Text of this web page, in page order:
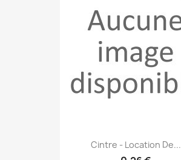
Cintre - Location De...